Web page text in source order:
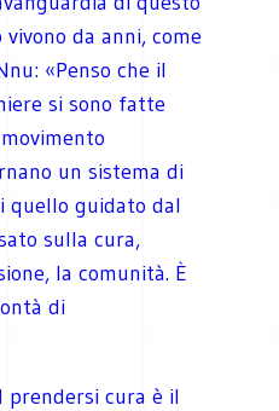
da anni, come
«Penso che il
si sono fatte
un sistema di
quello guidato dal
sulla cura,
la comunità. È
di
cura è il